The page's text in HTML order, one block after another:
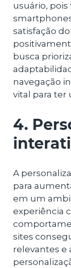
usuário, pois
satisfação
busca
navegação
vital para ter
4.
A
para
em um
experiência
sites
relevantes e